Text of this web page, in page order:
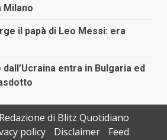
Milano
il papà di Leo Messi: era
entra in Bulgaria ed
di Blitz Quotidiano
policy Disclaimer Feed